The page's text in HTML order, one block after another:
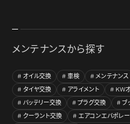
メンテナンスから探す
オイル交換 車検 メンテナンス
タイヤ交換
アライメント KW
バッテリー交換
プラグ交換 ブ
クーラント交換
エアコンエバポレ